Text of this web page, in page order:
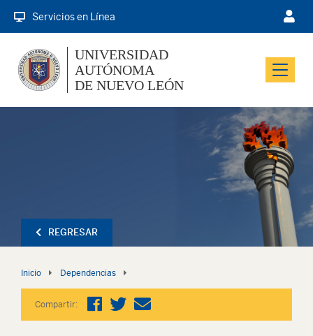
Servicios en Línea
Menu
UNIVERSIDAD
AUTÓNOMA
DE NUEVO LEÓN
REGRESAR
Inicio Dependencias
Compartir: